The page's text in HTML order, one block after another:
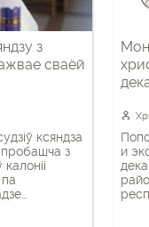
з
сваёй
ксяндза
пробашча з
и